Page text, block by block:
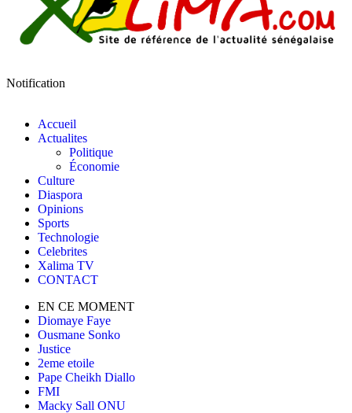
Notification
Accueil
Actualites
Politique
Économie
Culture
Diaspora
Opinions
Sports
Technologie
Celebrites
Xalima TV
CONTACT
EN CE MOMENT
Diomaye Faye
Ousmane Sonko
Justice
2eme etoile
Pape Cheikh Diallo
FMI
Macky Sall ONU